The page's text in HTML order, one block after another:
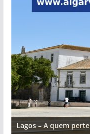
Lagos – A quem